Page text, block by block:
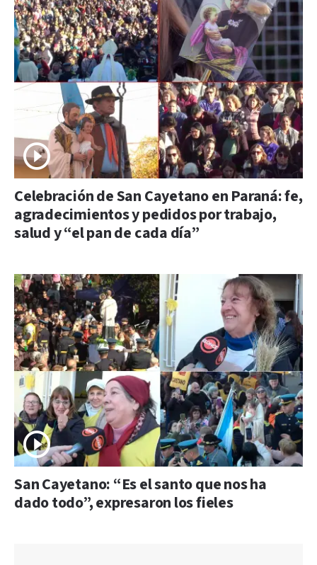
Celebración de San Cayetano en Paraná: fe,
agradecimientos y pedidos por trabajo,
salud y “el pan de cada día”
San Cayetano: “Es el santo que nos ha
dado todo”, expresaron los fieles